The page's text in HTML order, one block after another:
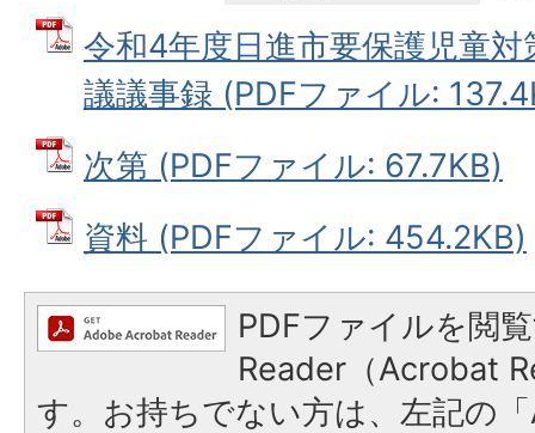
令和4年度日進市要保護児童
議議事録 (PDFファイル:
次第 (PDFファイル: 67.7KB)
資料 (PDFファイル: 454.2KB)
PDFファイルを閲
Reader（Acrobat
す。お持ちでない方は、左記の